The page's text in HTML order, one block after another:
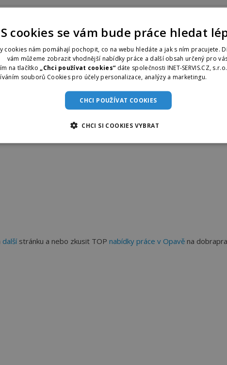
do 25000 ,- Kč
od 23000 ,- Kč
do 26000 ,- Kč
David Krása
dalšístránku a nebo zkusit TOP nabídky práce v Opavě na
S cookies se vám bude práce hledat
cookies nám pomáhají pochopit, co na webu hledáte a jak s ním pracujete.
vám můžeme zobrazit vhodnější nabídky práce a další obsah určený pro
na tlačítko
„Chci používat cookies“ dáte společnosti INET-SERVIS.CZ,
souborů Cookies pro účely personalizace, analýzy a marketingu.
CHCI POUŽÍVAT COOKIES
CHCI SI COOKIES VYBRAT